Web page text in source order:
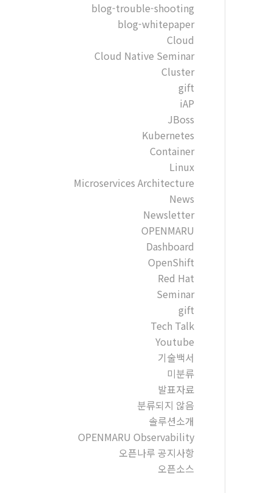
blog-trouble-shooting
blog-whitepaper
Cloud
Cloud Native Seminar
Cluster
gift
iAP
JBoss
Kubernetes
Container
Linux
Microservices Architecture
News
Newsletter
OPENMARU
Dashboard
OpenShift
Red Hat
Seminar
gift
Tech Talk
Youtube
기술백서
미분류
발표자료
분류되지 않음
솔루션소개
OPENMARU Observability
오픈나루 공지사항
오픈소스